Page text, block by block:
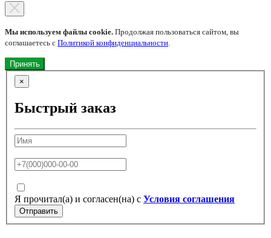
Мы используем файлы cookie. Продолжая пользоваться сайтом, вы
соглашаетесь с Политикой конфиденциальности.
Принять
×
Быстрый заказ
Я прочитал(а) и согласен(на) с Условия соглашения
Отправить